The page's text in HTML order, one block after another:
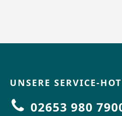
UNSERE SERVICE-
02653 980